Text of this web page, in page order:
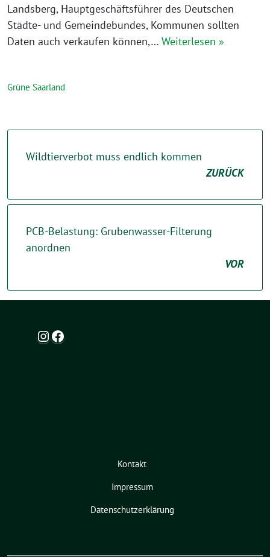
Landsberg, Hauptgeschäftsführer des Deutschen
Städte- und Gemeindebundes, Kommunen sollten
Daten auch verkaufen können,… Weiterlesen »
Grüne Saarland
Wildtierverbot muss endlich kommen
ZURÜCK
PCB-Belastung: Grubenwasser-Filterung
anordnen
VOR
Instagram
Facebook
Kontakt
Impressum
Datenschutzerklärung